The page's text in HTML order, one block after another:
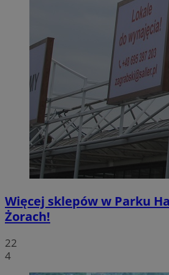
Więcej sklepów w Parku
Żorach!
22
4